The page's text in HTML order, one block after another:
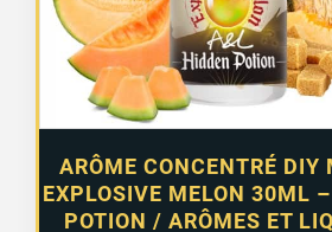
ARÔME CONCENTRÉ DIY
EXPLOSIVE MELON 30ML
POTION / ARÔMES ET